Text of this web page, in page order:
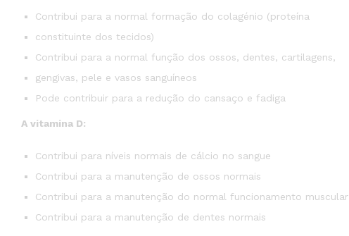
Contribui para a normal formação do colagénio (proteína
constituinte dos tecidos)
Contribui para a normal função dos ossos, dentes, cartilagens,
gengivas, pele e vasos sanguíneos
Pode contribuir para a redução do cansaço e fadiga
A vitamina D:
Contribui para níveis normais de cálcio no sangue
Contribui para a manutenção de ossos normais
Contribui para a manutenção do normal funcionamento muscular
Contribui para a manutenção de dentes normais